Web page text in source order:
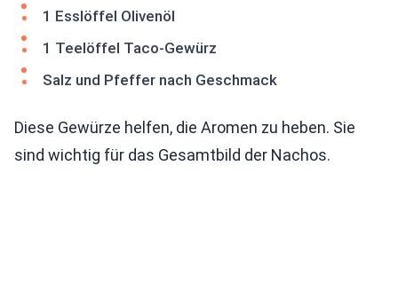
1 Esslöffel Olivenöl
1 Teelöffel Taco-Gewürz
Salz und Pfeffer nach Geschmack
Diese Gewürze helfen, die Aromen zu heben. Sie
sind wichtig für das Gesamtbild der Nachos.